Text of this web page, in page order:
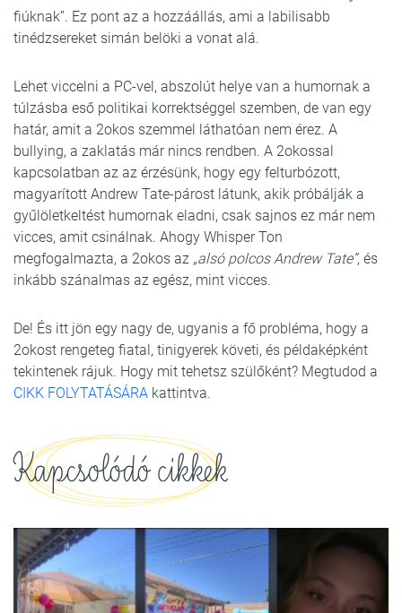
fiúknak”. Ez pont az a hozzáállás, ami a labilisabb
tinédzsereket simán belöki a vonat alá.
Lehet viccelni a PC-vel, abszolút helye van a humornak a
túlzásba eső politikai korrektséggel szemben, de van egy
határ, amit a 2okos szemmel láthatóan nem érez. A
bullying, a zaklatás már nincs rendben. A 2okossal
kapcsolatban az az érzésünk, hogy egy felturbózott,
magyarított Andrew Tate-párost látunk, akik próbálják a
gyűlöletkeltést humornak eladni, csak sajnos ez már nem
vicces, amit csinálnak. Ahogy Whisper Ton
megfogalmazta, a 2okos az „alsó polcos Andrew Tate”, és
inkább szánalmas az egész, mint vicces.
De! És itt jön egy nagy de, ugyanis a fő probléma, hogy a
2okost rengeteg fiatal, tinigyerek követi, és példaképként
tekintenek rájuk. Hogy mit tehetsz szülőként? Megtudod a
CIKK FOLYTATÁSÁRA kattintva.
Kapcsolódó cikkek